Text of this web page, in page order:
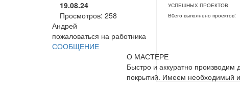
19.08.24
Просмотров: 258
УСПЕШНЫХ ПРОЕКТОВ
Вcего выполнено проектов:
Андрей
пожаловаться на работника
СООБЩЕНИЕ
О МАСТЕРЕ
Быстро и аккуратно производим
покрытий. Имеем необходимый